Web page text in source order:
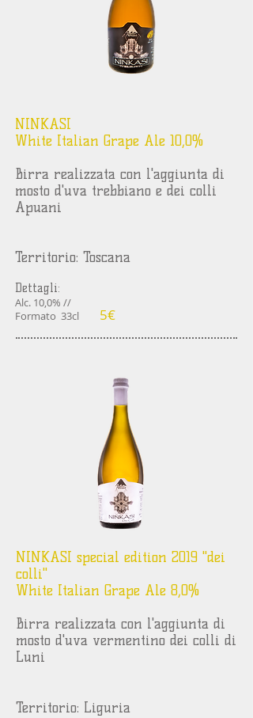
NINKASI
White Italian Grape Ale 10,0%
Birra realizzata con l'aggiunta di
mosto d'uva trebbiano e dei colli
Apuani
Territorio: Toscana
Dettagli:
Alc. 10,0% //
Formato 33cl
5€
NINKASI special edition 2019 "dei
colli"
White Italian Grape Ale 8,0%
Birra realizzata con l'aggiunta di
mosto d'uva vermentino dei colli di
Luni
Territorio: Liguria